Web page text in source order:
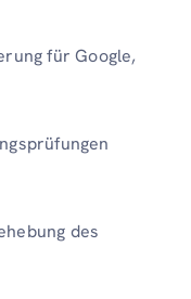
für Google,
des